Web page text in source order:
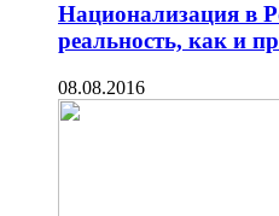
Национализация в
реальность, как и
08.08.2016